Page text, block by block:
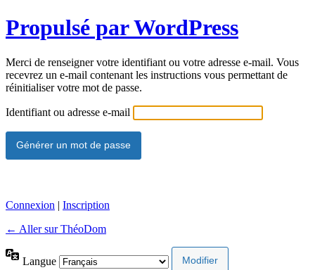
Propulsé par WordPress
Merci de renseigner votre identifiant ou votre adresse e-mail. Vous
recevrez un e-mail contenant les instructions vous permettant de
réinitialiser votre mot de passe.
Identifiant ou adresse e-mail
Connexion | Inscription
← Aller sur ThéoDom
Langue